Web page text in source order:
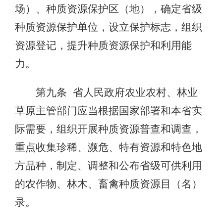
场）、种质资源保护区（地），确定省级
种质资源保护单位，设立保护标志，组织
资源登记，提升种质资源保护和利用能
力。
第九条 省人民政府农业农村、林业
草原主管部门应当根据国家部署和本省实
际需要，组织开展种质资源普查和调查，
重点收集珍稀、濒危、特有资源和特色地
方品种，制定、调整和公布省级可供利用
的农作物、林木、畜禽种质资源目（名）
录。